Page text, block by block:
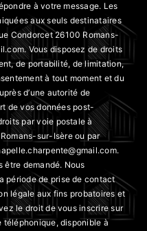
à votre message. Les
aux seuls destinataires
Condorcet 26100 Romans-
Vous disposez de droits
de portabilité, de limitation,
à tout moment et du
d’une autorité de
de vos données post-
par voie postale à
sur-Isère ou par
demandé. Nous
période de prise de contact
légale aux fins probatoires et
le droit de vous inscrire sur
téléphonique, disponible à